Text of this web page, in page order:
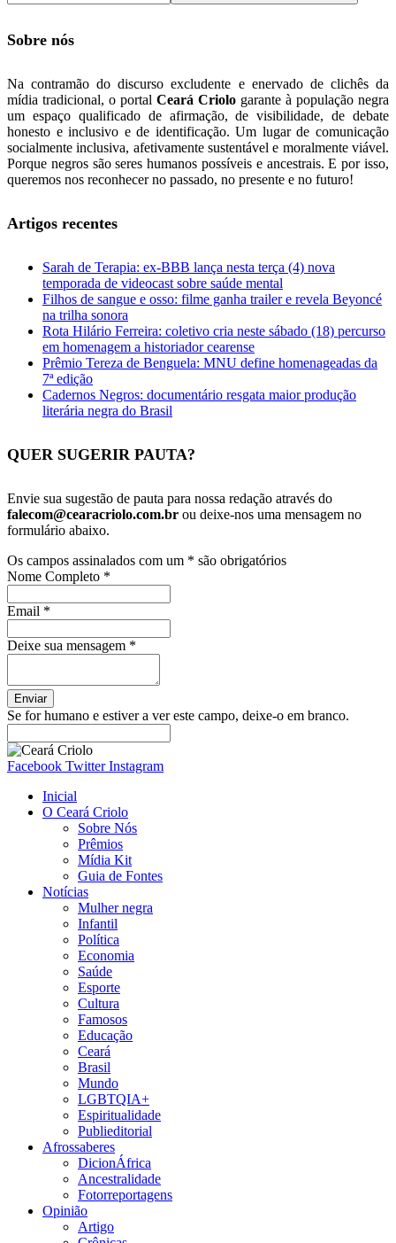
Sobre nós
Na contramão do discurso excludente e enervado de clichês da
mídia tradicional, o portal Ceará Criolo garante à população negra
um espaço qualificado de afirmação, de visibilidade, de debate
honesto e inclusivo e de identificação. Um lugar de comunicação
socialmente inclusiva, afetivamente sustentável e moralmente viável.
Porque negros são seres humanos possíveis e ancestrais. E por isso,
queremos nos reconhecer no passado, no presente e no futuro!
Artigos recentes
Sarah de Terapia: ex-BBB lança nesta terça (4) nova
temporada de videocast sobre saúde mental
Filhos de sangue e osso: filme ganha trailer e revela Beyoncé
na trilha sonora
Rota Hilário Ferreira: coletivo cria neste sábado (18) percurso
em homenagem a historiador cearense
Prêmio Tereza de Benguela: MNU define homenageadas da
7ª edição
Cadernos Negros: documentário resgata maior produção
literária negra do Brasil
QUER SUGERIR PAUTA?
Envie sua sugestão de pauta para nossa redação através do
falecom@cearacriolo.com.br ou deixe-nos uma mensagem no
formulário abaixo.
Os campos assinalados com um * são obrigatórios
Nome Completo *
Email *
Deixe sua mensagem *
Se for humano e estiver a ver este campo, deixe-o em branco.
Facebook Twitter Instagram
Inicial
O Ceará Criolo
Sobre Nós
Prêmios
Mídia Kit
Guia de Fontes
Notícias
Mulher negra
Infantil
Política
Economia
Saúde
Esporte
Cultura
Famosos
Educação
Ceará
Brasil
Mundo
LGBTQIA+
Espiritualidade
Publieditorial
Afrossaberes
DicionÁfrica
Ancestralidade
Fotorreportagens
Opinião
Artigo